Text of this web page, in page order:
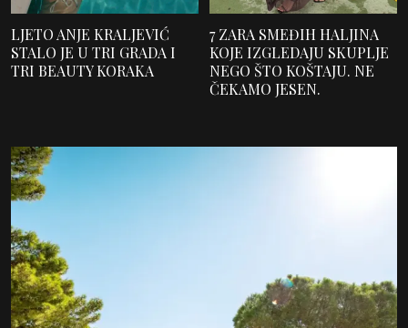
LJETO ANJE KRALJEVIĆ
STALO JE U TRI GRADA I
TRI BEAUTY KORAKA
7 ZARA SMEĐIH HALJINA
KOJE IZGLEDAJU SKUPLJE
NEGO ŠTO KOŠTAJU. NE
ČEKAMO JESEN.